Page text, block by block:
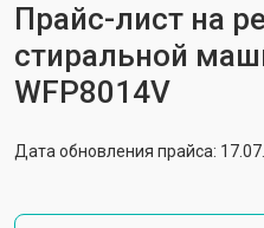
Прайс-лист на
стиральной
WFP8014V
Дата обновления прайса: